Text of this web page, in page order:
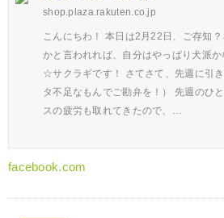
shop.plaza.rakuten.co.jp
こんにちわ！ 本日は2月22日、ご存知
かと言われれば、自分はやっぱり犬派
☆サクラギです！ さてさて、先週に引
タ不足なもんでご勘弁を！） 先週のひ
スの疲労も取れてきたので、…
facebook.com